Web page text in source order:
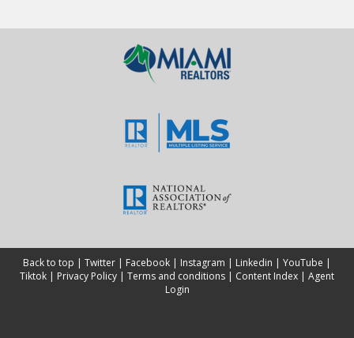
Back to top | Twitter | Facebook | Instagram | Linkedin | YouTube |
Tiktok | Privacy Policy | Terms and conditions | Content Index | Agent
Login